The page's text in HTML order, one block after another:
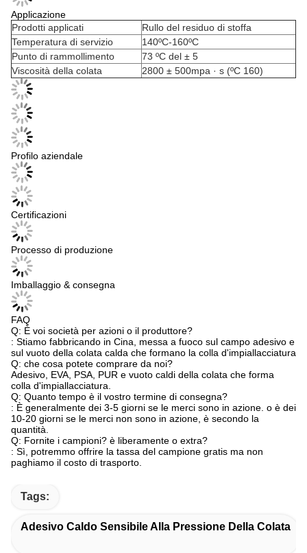
Applicazione
Prodotti applicati
Rullo del residuo di stoffa
Temperatura di servizio
140ºC-160ºC
Punto di rammollimento
73 ºC del ± 5
Viscosità della colata
2800 ± 500mpa · s (ºC 160)
Profilo aziendale
Certificazioni
Processo di produzione
Imballaggio & consegna
FAQ
Q: È voi società per azioni o il produttore?
: Stiamo fabbricando in Cina, messa a fuoco sul campo adesivo e
sul vuoto della colata calda che formano la colla d'impiallacciatura
Q: che cosa potete comprare da noi?
Adesivo, EVA, PSA, PUR e vuoto caldi della colata che forma
colla d'impiallacciatura.
Q: Quanto tempo è il vostro termine di consegna?
: È generalmente dei 3-5 giorni se le merci sono in azione. o è dei
10-20 giorni se le merci non sono in azione, è secondo la
quantità.
Q: Fornite i campioni? è liberamente o extra?
: Sì, potremmo offrire la tassa del campione gratis ma non
paghiamo il costo di trasporto.
Tags:
Adesivo Caldo Sensibile Alla Pressione Della Colata